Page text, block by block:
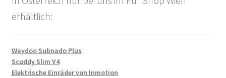
erhältlich:
Waydoo Subnado Plus
Scuddy Slim V4
Elektrische Einräder von Inmotion